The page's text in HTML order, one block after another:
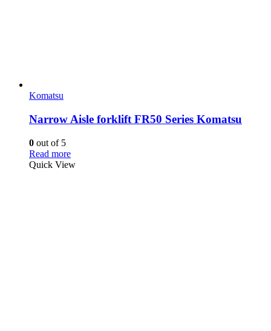
Komatsu
Narrow Aisle forklift FR50 Series Komatsu
0 out of 5
Read more
Quick View